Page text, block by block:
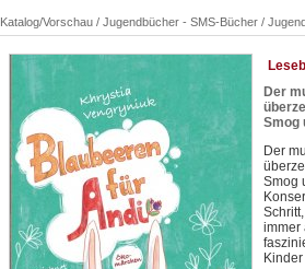
Katalog/Vorschau / Jugendbücher - SMS-Bücher /
Der
Smog
Der
Smog
immer